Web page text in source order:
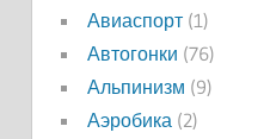
Авиаспорт(1)
Автогонки (76)
Альпинизм (9)
Аэробика (2)